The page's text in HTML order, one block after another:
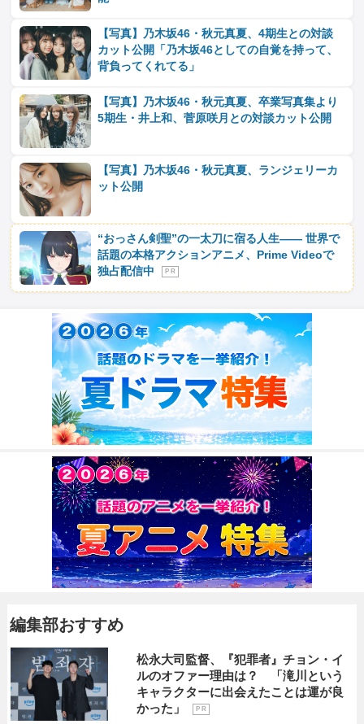
【写真】乃木坂46・秋元真夏、4期生との対談
カット公開「乃木坂46としての自覚を持って、
背負ってくれてる」
【写真】乃木坂46・秋元真夏、卒業写真集より
5期生・井上和、菅原咲月との対談カット公開
【写真】乃木坂46・秋元真夏、ランジェリーカ
ット公開
“おっさん剣聖”の一太刀に宿る人生―― 世界で
話題の本格アクションアニメ、Prime Videoで
独占配信中
P R
編集部おすすめ
松永大司監督、『犯罪者』チョン・イ
ルのオファー理由は？ 「滝川という
キャラクターに出会えたことは運が良
かった」
P R